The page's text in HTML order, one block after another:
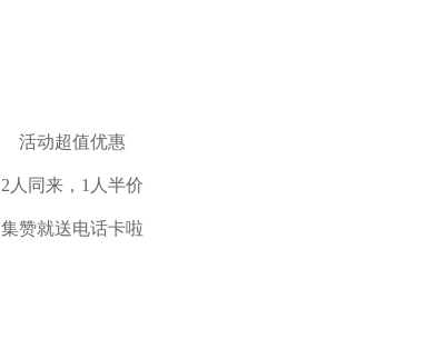
活动超值优惠
2人同来，1人半价
集赞就送电话卡啦